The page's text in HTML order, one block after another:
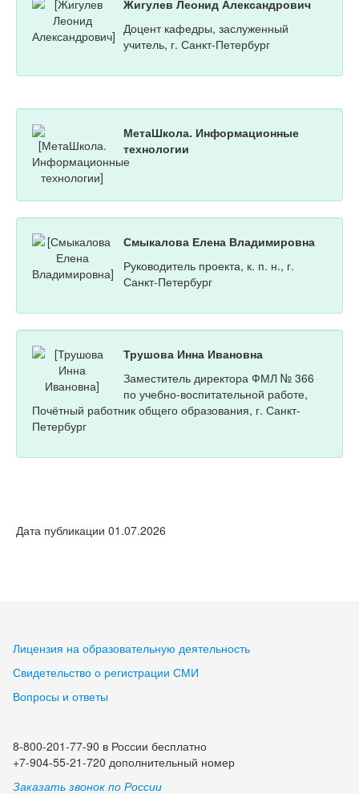
Жигулев Леонид Александрович
Доцент кафедры, заслуженный
учитель, г. Санкт-Петербург
МетаШкола. Информационные
технологии
Смыкалова Елена Владимировна
Руководитель проекта, к. п. н., г.
Санкт-Петербург
Трушова Инна Ивановна
Заместитель директора ФМЛ № 366
по учебно-воспитательной работе,
Почётный работник общего образования, г. Санкт-
Петербург
Дата публикации 01.07.2026
Лицензия на образовательную деятельность
Свидетельство о регистрации СМИ
Вопросы и ответы
8-800-201-77-90 в России бесплатно
+7-904-55-21-720 дополнительный номер
Заказать звонок по России